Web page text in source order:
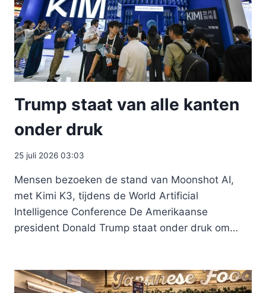
Trump staat van alle kanten
onder druk
25 juli 2026 03:03
Mensen bezoeken de stand van Moonshot AI,
met Kimi K3, tijdens de World Artificial
Intelligence Conference De Amerikaanse
president Donald Trump staat onder druk om…